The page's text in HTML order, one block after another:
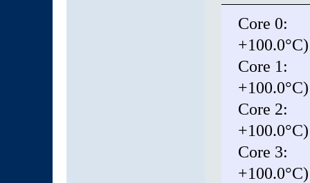
Core 0:
+100.0°C)
Core 1:
+100.0°C)
Core 2:
+100.0°C)
Core 3:
+100.0°C)